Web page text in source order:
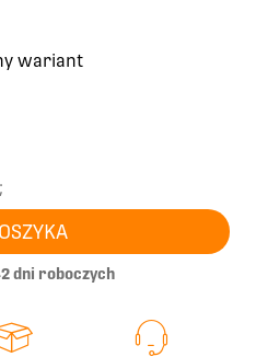
wariant
dni roboczych